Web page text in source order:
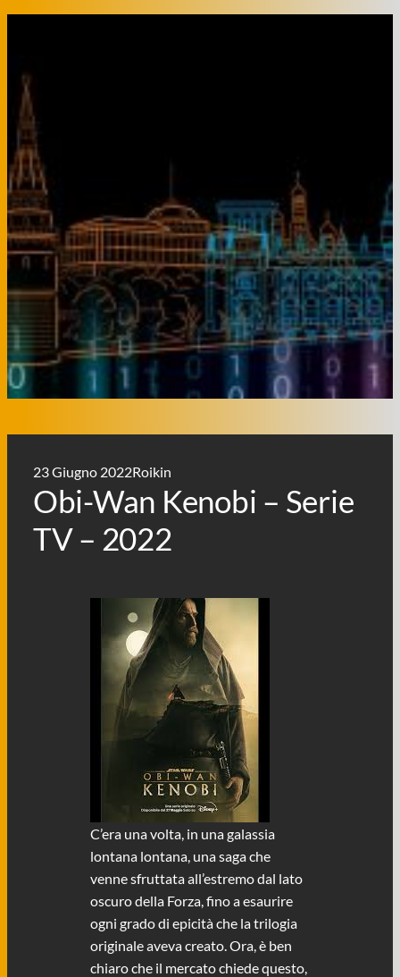
23 Giugno 2022Roikin
Obi-Wan Kenobi – Serie
TV – 2022
C’era una volta, in una galassia
lontana lontana, una saga che
venne sfruttata all’estremo dal lato
oscuro della Forza, fino a esaurire
ogni grado di epicità che la trilogia
originale aveva creato. Ora, è ben
chiaro che il mercato chiede questo,